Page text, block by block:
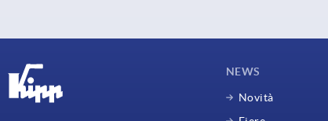
NEWS
Novità